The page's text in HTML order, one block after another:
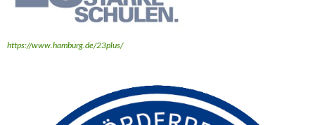
https://www.hamburg.de/23plus/